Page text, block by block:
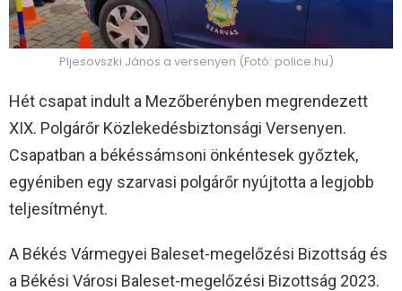
Pljesovszki János a versenyen (Fotó: police.hu)
Hét csapat indult a Mezőberényben megrendezett
XIX. Polgárőr Közlekedésbiztonsági Versenyen.
Csapatban a békéssámsoni önkéntesek győztek,
egyéniben egy szarvasi polgárőr nyújtotta a legjobb
teljesítményt.
A Békés Vármegyei Baleset-megelőzési Bizottság és
a Békési Városi Baleset-megelőzési Bizottság 2023.